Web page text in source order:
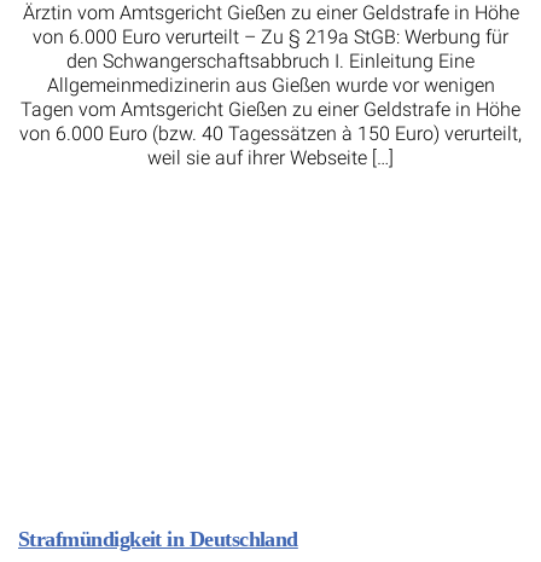
Ärztin vom Amtsgericht Gießen zu einer Geldstrafe in Höhe
von 6.000 Euro verurteilt – Zu § 219a StGB: Werbung für
den Schwangerschaftsabbruch I. Einleitung Eine
Allgemeinmedizinerin aus Gießen wurde vor wenigen
Tagen vom Amtsgericht Gießen zu einer Geldstrafe in Höhe
von 6.000 Euro (bzw. 40 Tagessätzen à 150 Euro) verurteilt,
weil sie auf ihrer Webseite […]
Strafmündigkeit in Deutschland